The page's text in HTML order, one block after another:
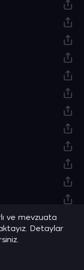
ve mevzuata
Detaylar